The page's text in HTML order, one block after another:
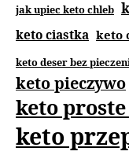
jak upiec keto chleb
keto ciastka keto
keto deser bez
keto pieczywo
keto
keto